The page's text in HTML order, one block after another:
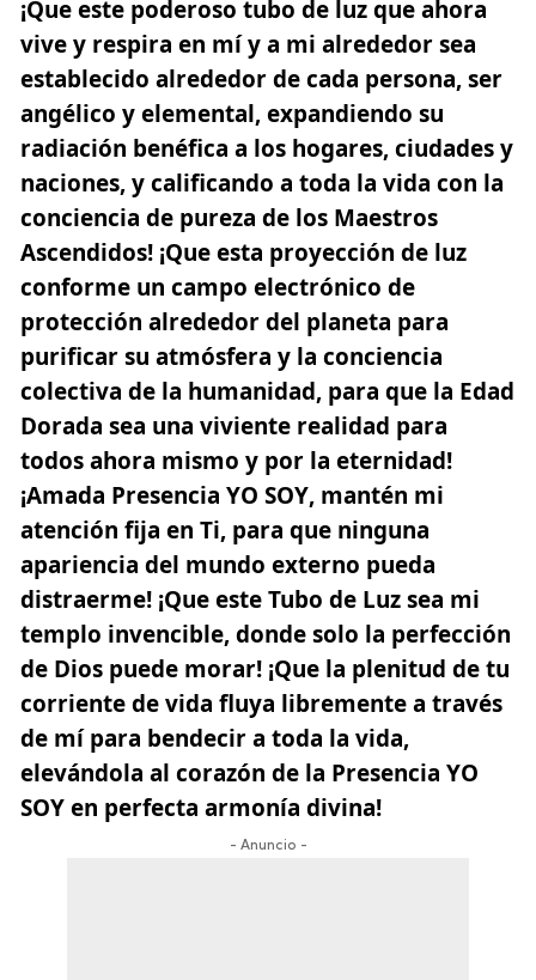
¡Que este poderoso tubo de luz que ahora
vive y respira en mí y a mi alrededor sea
establecido alrededor de cada persona, ser
angélico y elemental, expandiendo su
radiación benéfica a los hogares, ciudades y
naciones, y calificando a toda la vida con la
conciencia de pureza de los Maestros
Ascendidos! ¡Que esta proyección de luz
conforme un campo electrónico de
protección alrededor del planeta para
purificar su atmósfera y la conciencia
colectiva de la humanidad, para que la Edad
Dorada sea una viviente realidad para
todos ahora mismo y por la eternidad!
¡Amada Presencia YO SOY, mantén mi
atención fija en Ti, para que ninguna
apariencia del mundo externo pueda
distraerme! ¡Que este Tubo de Luz sea mi
templo invencible, donde solo la perfección
de Dios puede morar! ¡Que la plenitud de tu
corriente de vida fluya libremente a través
de mí para bendecir a toda la vida,
elevándola al corazón de la Presencia YO
SOYen perfecta armonía divina!
- Anuncio -